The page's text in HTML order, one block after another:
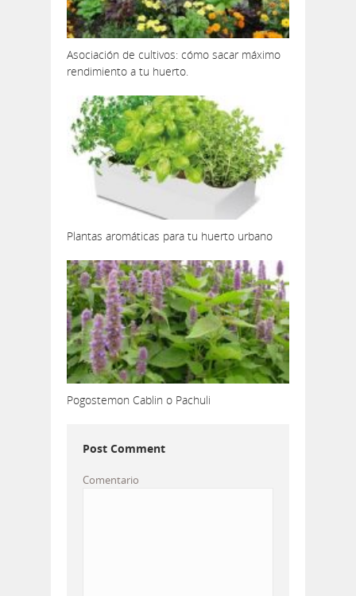
Asociación de cultivos: cómo sacar máximo
rendimiento a tu huerto.
Plantas aromáticas para tu huerto urbano
Pogostemon Cablin o Pachuli
Post Comment
Comentario